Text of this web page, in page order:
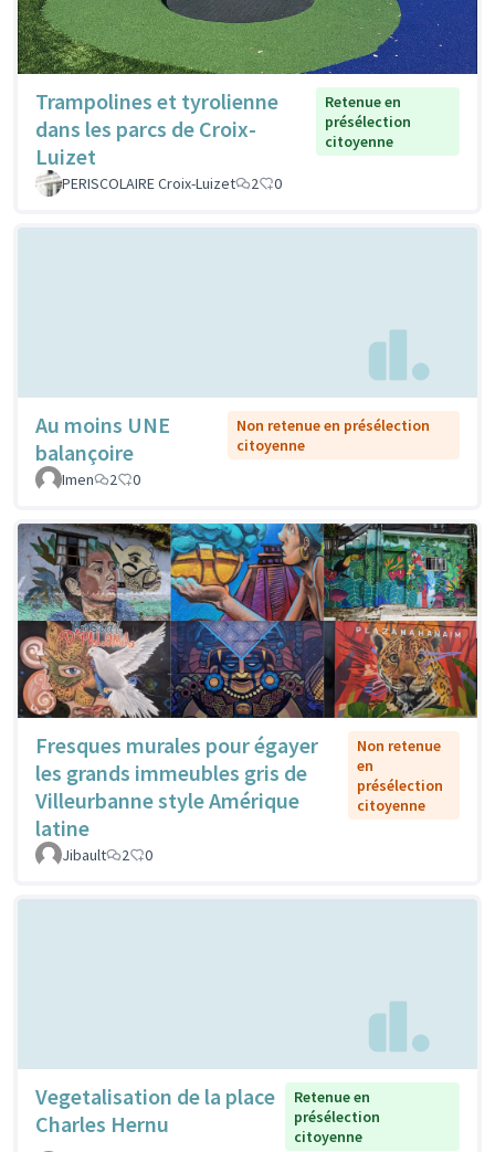
Trampolines et tyrolienne
dans les parcs de Croix-
Luizet
Retenue en
présélection
citoyenne
PERISCOLAIRE Croix-Luizet 2 0
Au moins UNE
balançoire
Non retenue en présélection
citoyenne
Imen
2 0
Fresques murales pour égayer
les grands immeubles gris de
Villeurbanne style Amérique
latine
Non retenue
en
présélection
citoyenne
Jibault 2 0
Vegetalisation de la place
Charles Hernu
Retenue en
présélection
citoyenne